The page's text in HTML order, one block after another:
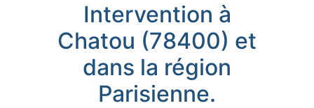
Intervention à
Chatou (78400) et
dans la région
Parisienne.